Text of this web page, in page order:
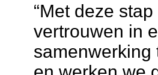
“Met deze
vertrouwen in
samenwerking